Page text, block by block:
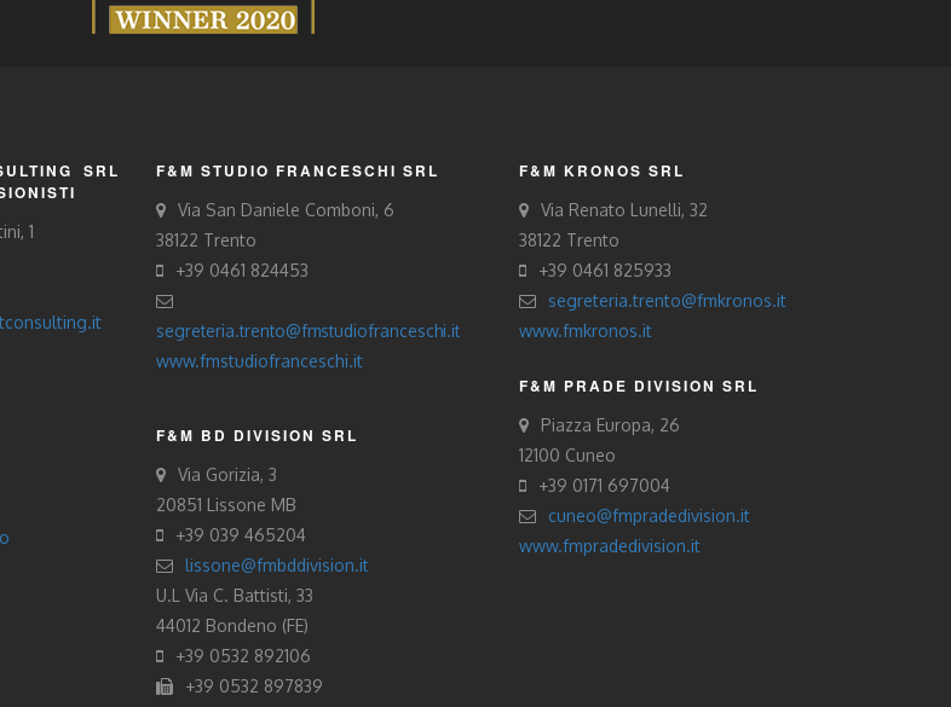
SRL
1
F&M STUDIO FRANCESCHI SRL
Via San Daniele Comboni, 6
38122 Trento
+39 0461 824453
segreteria.trento@fmstudiofranceschi.it
www.fmstudiofranceschi.it
F&M BD DIVISION SRL
Via Gorizia, 3
20851 Lissone MB
+39 039 465204
lissone@fmbddivision.it
U.L Via C. Battisti, 33
44012 Bondeno (FE)
+39 0532 892106
+39 0532 897839
F&M KRONOS SRL
Via Renato Lunelli, 32
38122 Trento
+39 0461 825933
segreteria.trento@fmkronos.it
www.fmkronos.it
F&M PRADE DIVISION SRL
Piazza Europa, 26
12100 Cuneo
+39 0171 697004
cuneo@fmpradedivision.it
www.fmpradedivision.it